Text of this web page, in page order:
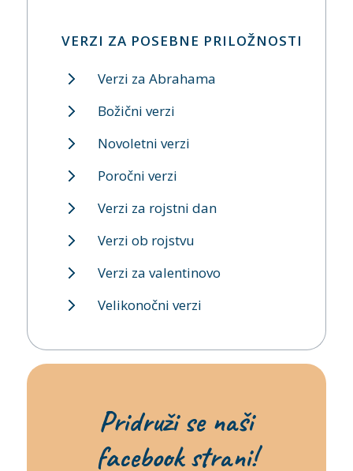
VERZI ZA POSEBNE PRILOŽNOSTI
Verzi za Abrahama
Božični verzi
Novoletni verzi
Poročni verzi
Verzi za rojstni dan
Verzi ob rojstvu
Verzi za valentinovo
Velikonočni verzi
Pridruži se naši
facebook strani!